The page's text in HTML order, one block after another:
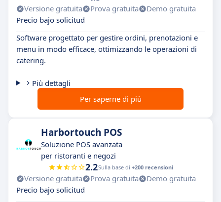
Versione gratuita Prova gratuita
Demo gratuita
Precio bajo solicitud
Software progettato per gestire ordini, prenotazioni e
menu in modo efficace, ottimizzando le operazioni di
catering.
Più dettagli
Per saperne di più
Harbortouch POS
Soluzione POS avanzata
per ristoranti e negozi
2.2Sulla base di +200 recensioni
Versione gratuita Prova gratuita
Demo gratuita
Precio bajo solicitud